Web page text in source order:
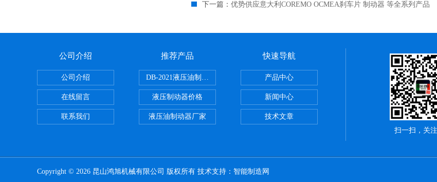
下一篇： 优势供应意大利COREMO OCMEA刹车片 制动器 等全系列产品
公司介绍
公司介绍
在线留言
联系我们
推荐产品
DB-2021液压油制动器
液压制动器价格
液压油制动器厂家
快速导航
产品中心
新闻中心
技术文章
扫一扫，关
Copyright © 2026 昆山鸿旭机械有限公司 版权所有 技术支持： 智能制造网